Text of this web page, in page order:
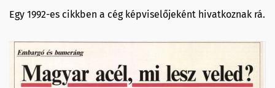
Egy 1992-es cikkben a cég képviselőjeként hivatkoznak rá.